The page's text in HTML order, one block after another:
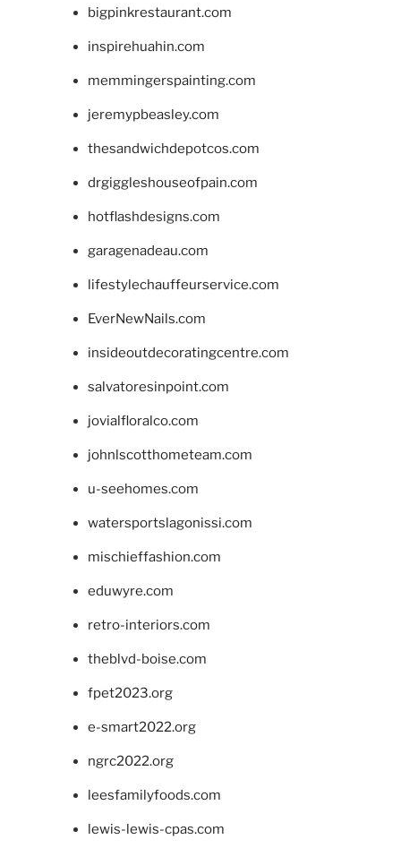
bigpinkrestaurant.com
inspirehuahin.com
memmingerspainting.com
jeremypbeasley.com
thesandwichdepotcos.com
drgiggleshouseofpain.com
hotflashdesigns.com
garagenadeau.com
lifestylechauffeurservice.com
EverNewNails.com
insideoutdecoratingcentre.com
salvatoresinpoint.com
jovialfloralco.com
johnlscotthometeam.com
u-seehomes.com
watersportslagonissi.com
mischieffashion.com
eduwyre.com
retro-interiors.com
theblvd-boise.com
fpet2023.org
e-smart2022.org
ngrc2022.org
leesfamilyfoods.com
lewis-lewis-cpas.com